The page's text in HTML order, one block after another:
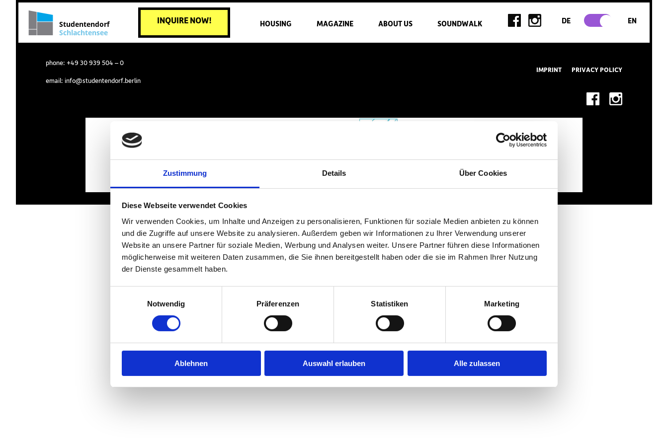
Zustimmung Details Über Cookies
Diese Webseite verwendet Cookies
Wir verwenden Cookies, um Inhalte und Anzeigen zu personalisieren, Funktionen für soziale Medien anbieten zu können
und die Zugriffe auf unsere Website zu analysieren. Außerdem geben wir Informationen zu Ihrer Verwendung unserer
Website an unsere Partner für soziale Medien, Werbung und Analysen weiter. Unsere Partner führen diese Informationen
möglicherweise mit weiteren Daten zusammen, die Sie ihnen bereitgestellt haben oder die sie im Rahmen Ihrer Nutzung
der Dienste gesammelt haben.
Notwendig
Präferenzen Statistiken Marketing
Ablehnen Auswahl erlauben Alle zulassen
Studentendorf
Schlachtensee
INQUIRE NOW! HOUSING MAGAZINE ABOUT US SOUNDWALK DE EN
phone: +49 30 939 504 – 0
email: info@studentendorf.berlin
IMPRINT PRIVACY POLICY